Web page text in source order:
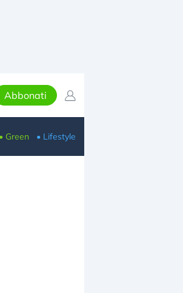
Abbonati
• Green • Lifestyle